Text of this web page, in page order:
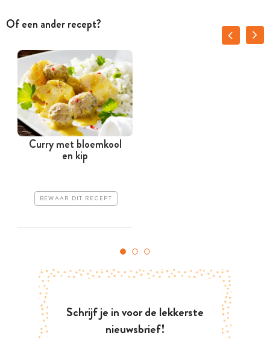
Of een ander recept?
Curry met bloemkool
en kip
BEWAAR DIT RECEPT
Schrijf je in voor de lekkerste
nieuwsbrief!